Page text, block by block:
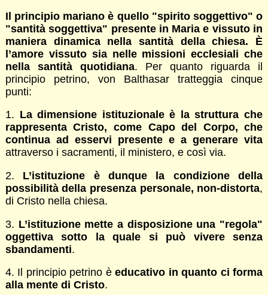
Il principio mariano è quello "spirito soggettivo" o
"santità soggettiva" presente in Maria e vissuto in
maniera dinamica nella santità della chiesa. È
l’amore vissuto sia nelle missioni ecclesiali che
nella santità quotidiana. Per quanto riguarda il
principio petrino, von Balthasar tratteggia cinque
punti:
1. La dimensione istituzionale è la struttura che
rappresenta Cristo, come Capo del Corpo, che
continua ad esservi presente e a generare vita
attraverso i sacramenti, il ministero, e così via.
2. L’istituzione è dunque la condizione della
possibilità della presenza personale, non-distorta,
di Cristo nella chiesa.
3. L’istituzione mette a disposizione una "regola"
oggettiva sotto la quale si può vivere senza
sbandamenti.
4. Il principio petrino èeducativo in quanto ci forma
alla mente di Cristo.